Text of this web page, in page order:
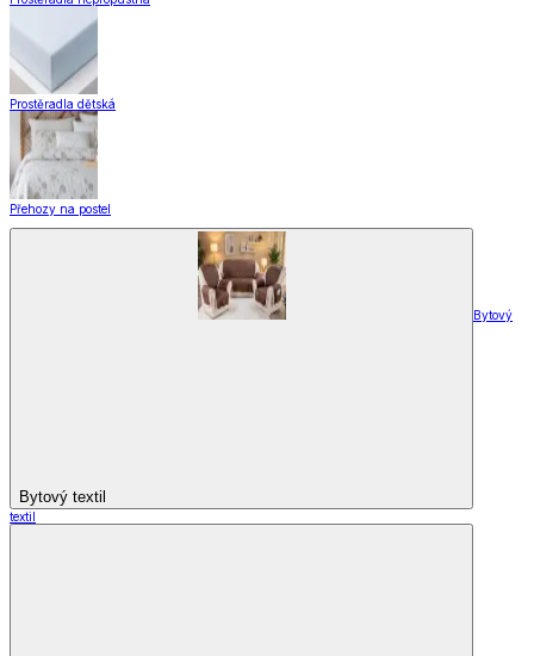
Prostěradla dětská
Přehozy na postel
Bytový textil
Bytový
textil